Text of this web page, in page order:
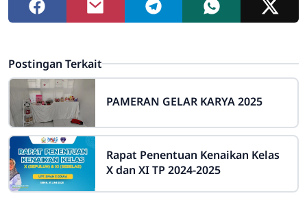
Postingan Terkait
PAMERAN GELAR KARYA 2025
Rapat Penentuan Kenaikan Kelas
X dan XI TP 2024-2025